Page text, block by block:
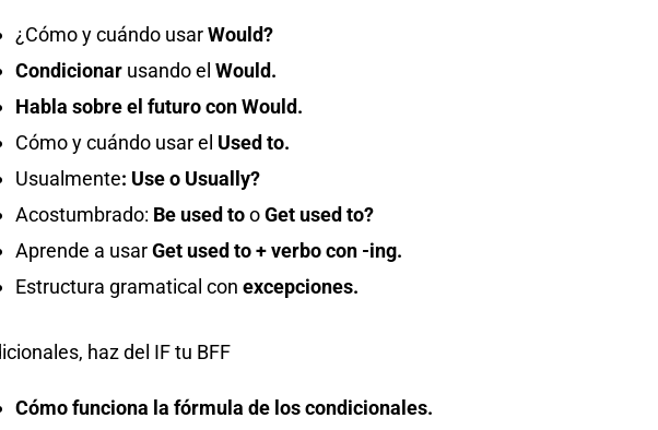
¿Cómo y cuándo usarWould?
Condicionar usando el Would.
Habla sobre el futuro con Would.
Cómo y cuándo usar el Used to.
Usualmente: Use o Usually?
Acostumbrado: Be used tooGet used to?
Aprende a usarGet used to + verbo con -ing.
Estructura gramatical con excepciones.
haz del IF tu BFF
Cómo funciona la fórmula de los condicionales.